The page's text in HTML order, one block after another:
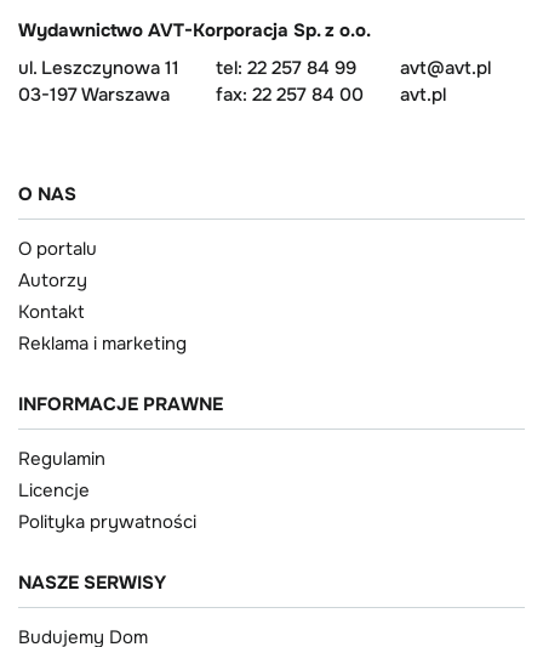
Wydawnictwo AVT-Korporacja Sp. z o.o.
ul. Leszczynowa 11
03-197 Warszawa
tel: 22 257 84 99
fax: 22 257 84 00
avt@avt.pl
avt.pl
O NAS
O portalu
Autorzy
Kontakt
Reklama i marketing
INFORMACJE PRAWNE
Regulamin
Licencje
Polityka prywatności
NASZE SERWISY
Budujemy Dom